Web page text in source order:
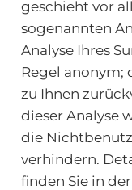
geschieht vor
sogenannten
Analyse Ihres
Regel anonym;
zu Ihnen
dieser Analyse
die
verhindern.
finden Sie in